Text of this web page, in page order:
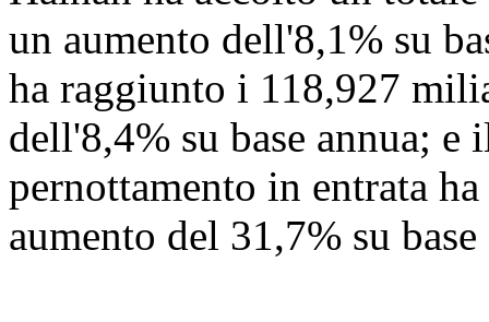
un aumento dell'8,1% su
ha raggiunto i 118,927
dell'8,4% su base annua;
pernottamento in entrata
aumento del 31,7% su base